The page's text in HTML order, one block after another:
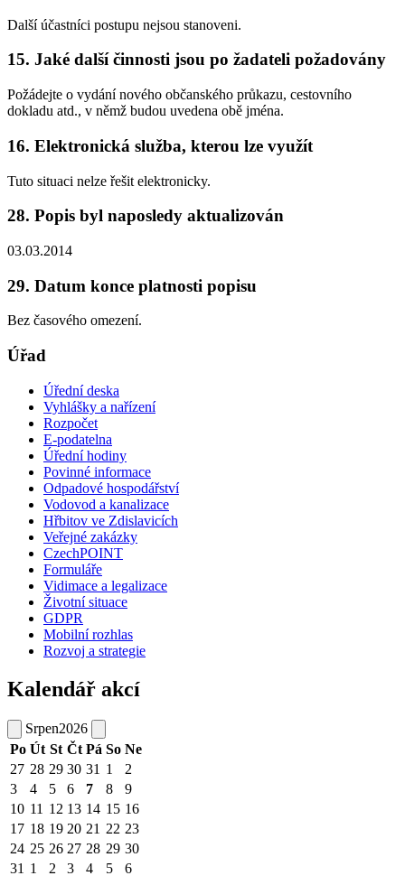
Další účastníci postupu nejsou stanoveni.
15. Jaké další činnosti jsou po žadateli požadovány
Požádejte o vydání nového občanského průkazu, cestovního
dokladu atd., v němž budou uvedena obě jména.
16. Elektronická služba, kterou lze využít
Tuto situaci nelze řešit elektronicky.
28. Popis byl naposledy aktualizován
03.03.2014
29. Datum konce platnosti popisu
Bez časového omezení.
Úřad
Úřední deska
Vyhlášky a nařízení
Rozpočet
E-podatelna
Úřední hodiny
Povinné informace
Odpadové hospodářství
Vodovod a kanalizace
Hřbitov ve Zdislavicích
Veřejné zakázky
CzechPOINT
Formuláře
Vidimace a legalizace
Životní situace
GDPR
Mobilní rozhlas
Rozvoj a strategie
Kalendář akcí
Srpen2026
Po Út St Čt Pá So Ne
27 28 29 30 31 1
2
3
4 5 6 7 8
9
10 11 12 13 14 15 16
17 18 19 20 21 22 23
24 25 26 27 28 29 30
31 1 2 3 4 5 6